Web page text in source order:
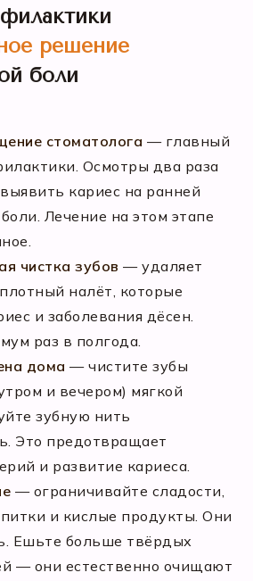
решение
боли
стоматолога — главный
Осмотры два раза
кариес на ранней
Лечение на этом этапе
чистка зубов — удаляет
налёт, которые
и заболевания дёсен.
раз в полгода.
дома — чистите зубы
и вечером) мягкой
зубную нить
Это предотвращает
и развитие кариеса.
— ограничивайте сладости,
и кислые продукты. Они
Ешьте больше твёрдых
— они естественно очищают